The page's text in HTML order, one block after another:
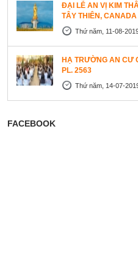
ĐẠI LỄ AN VỊ KIM
TÂY THIÊN, CANADA
Thứ năm, 11-08-
HẠ TRƯỜNG AN CƯ
PL. 2563
Thứ năm, 14-07-
FACEBOOK